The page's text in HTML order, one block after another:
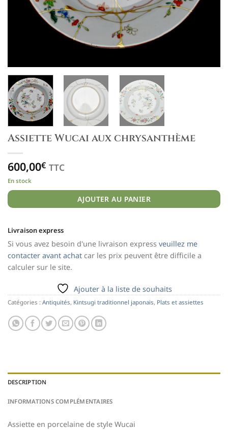
Assiette Wucai aux chrysanthème
600,00€ TTC
En stock
AJOUTER AU PANIER
Livraison express
Si vous avez besoin d'une livraison express veuillez me
contacter avant achat car les prix peuvent être difficile a
calculer sur le site.
Ajouter à la liste de souhaits
Catégories : Antiquités, Kintsugi traditionnel japonais, Plats et assiettes
DESCRIPTION
INFORMATIONS COMPLÉMENTAIRES
Assiette en porcelaine de style Wucai